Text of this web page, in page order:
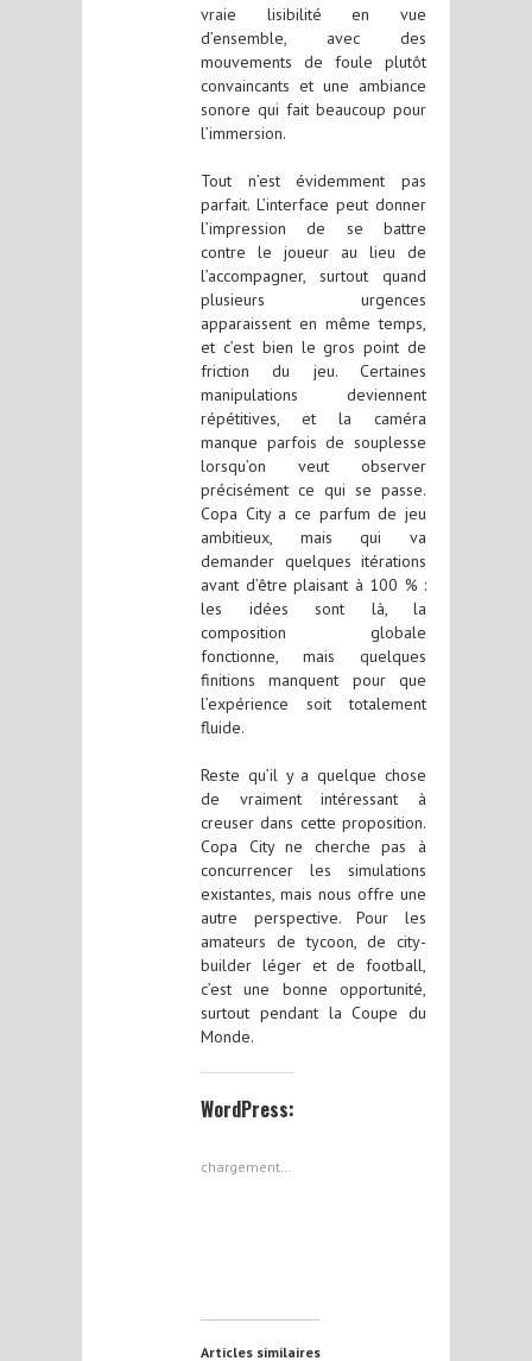
vraie lisibilité en vue
d’ensemble, avec des
mouvements de foule plutôt
convaincants et une ambiance
sonore qui fait beaucoup pour
l’immersion.
Tout n’est évidemment pas
parfait. L’interface peut donner
l’impression de se battre
contre le joueur au lieu de
l’accompagner, surtout quand
plusieurs urgences
apparaissent en même temps,
et c’est bien le gros point de
friction du jeu. Certaines
manipulations deviennent
répétitives, et la caméra
manque parfois de souplesse
lorsqu’on veut observer
précisément ce qui se passe.
Copa City a ce parfum de jeu
ambitieux, mais qui va
demander quelques itérations
avant d’être plaisant à 100 % :
les idées sont là, la
composition globale
fonctionne, mais quelques
finitions manquent pour que
l’expérience soit totalement
fluide.
Reste qu’il y a quelque chose
de vraiment intéressant à
creuser dans cette proposition.
Copa City ne cherche pas à
concurrencer les simulations
existantes, mais nous offre une
autre perspective. Pour les
amateurs de tycoon, de city-
builder léger et de football,
c’est une bonne opportunité,
surtout pendant la Coupe du
Monde.
WordPress:
chargement…
Articles similaires